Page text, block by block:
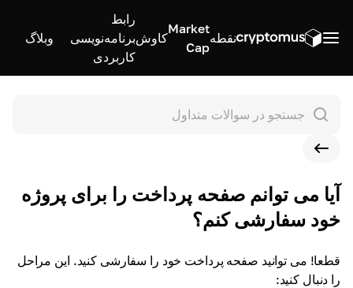
نقطه
Market
Cap
کاوش
رابط
برنامه‌نویسی
کاربردی
وبلاگ
آیا می توانم صفحه پرداخت را برای پروژه
خود سفارشی کنم؟
قطعا! می توانید صفحه پرداخت خود را سفارشی کنید. این مراحل
را دنبال کنید: